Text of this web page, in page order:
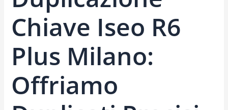
Chiave Iseo R6
Plus Milano:
Offriamo